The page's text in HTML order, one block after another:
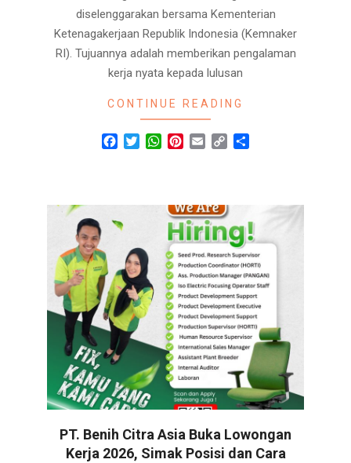
diselenggarakan bersama Kementerian
Ketenagakerjaan Republik Indonesia (Kemnaker
RI). Tujuannya adalah memberikan pengalaman
kerja nyata kepada lulusan
CONTINUE READING
Facebook
TwitterWhatsApp
Pinterest
Email Copy
PT. Benih Citra Asia Buka Lowongan
Kerja 2026, Simak Posisi dan Cara